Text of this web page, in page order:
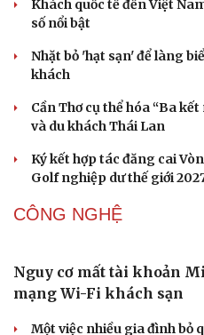
Thanh âm vượt đại dương:
DU LỊCH
Du lịch biển Việt Nam: